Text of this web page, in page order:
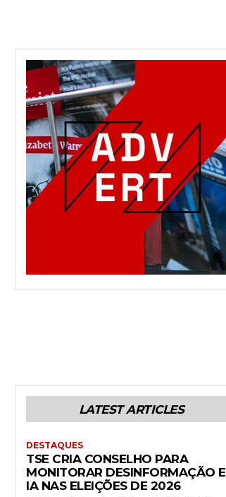
LATEST ARTICLES
DESTAQUES
TSE CRIA CONSELHO PARA
MONITORAR DESINFORMAÇÃO E
IA NAS ELEIÇÕES DE 2026